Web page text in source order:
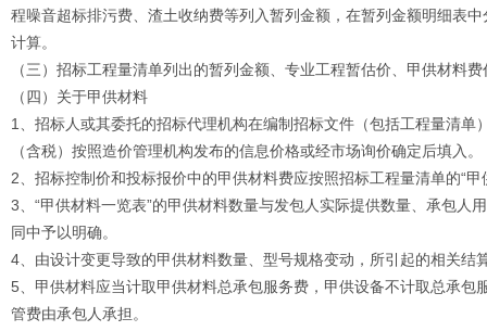
程噪音超标排污费、渣土收纳费等列入暂列金额，在暂列金额明细表
计算。
（三）招标工程量清单列出的暂列金额、专业工程暂估价、甲供材料
（四）关于甲供材料
1、招标人或其委托的招标代理机构在编制招标文件（包括工程量清
（含税）按照造价管理机构发布的信息价格或经市场询价确定后填入。
2、招标控制价和投标报价中的甲供材料费应按照招标工程量清单的“
3、“甲供材料一览表”的甲供材料数量与发包人实际提供数量、承包
同中予以明确。
4、由设计变更导致的甲供材料数量、型号规格变动，所引起的相关结
5、甲供材料应当计取甲供材料总承包服务费，甲供设备不计取总承
管费由承包人承担。